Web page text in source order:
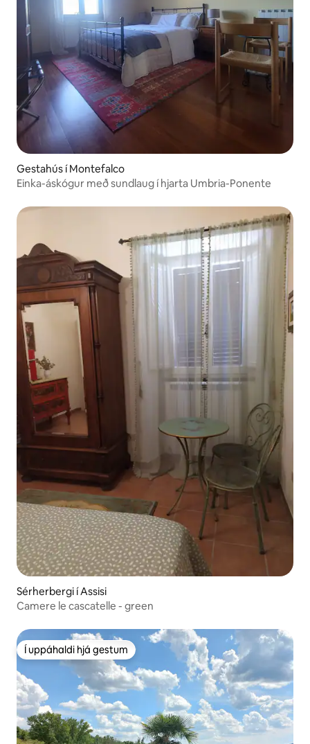
Gestahús í Montefalco
Einka-áskógur með sundlaug í hjarta Umbria-Ponente
Sérherbergi í Assisi
Camere le cascatelle - green
Í uppáhaldi hjá gestum
Í uppáhaldi hjá gestum